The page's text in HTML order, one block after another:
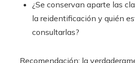
¿Se conservan aparte las
la reidentificación y quién
consultarlas?
Recomendación: la